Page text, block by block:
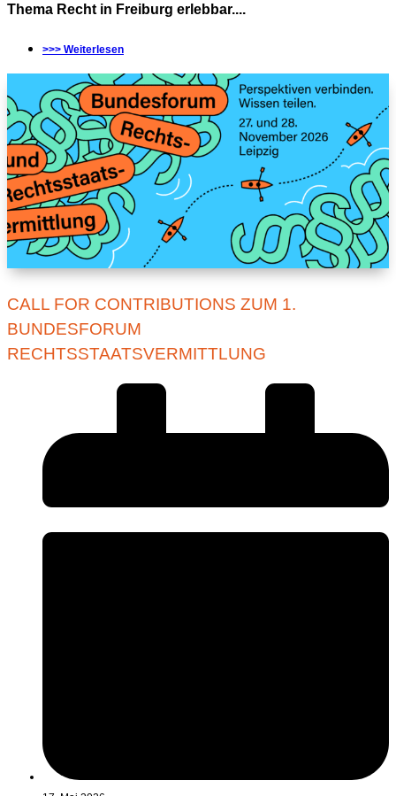
Thema Recht in Freiburg erlebbar....
>>> Weiterlesen
CALL FOR CONTRIBUTIONS ZUM 1.
BUNDESFORUM
RECHTSSTAATSVERMITTLUNG